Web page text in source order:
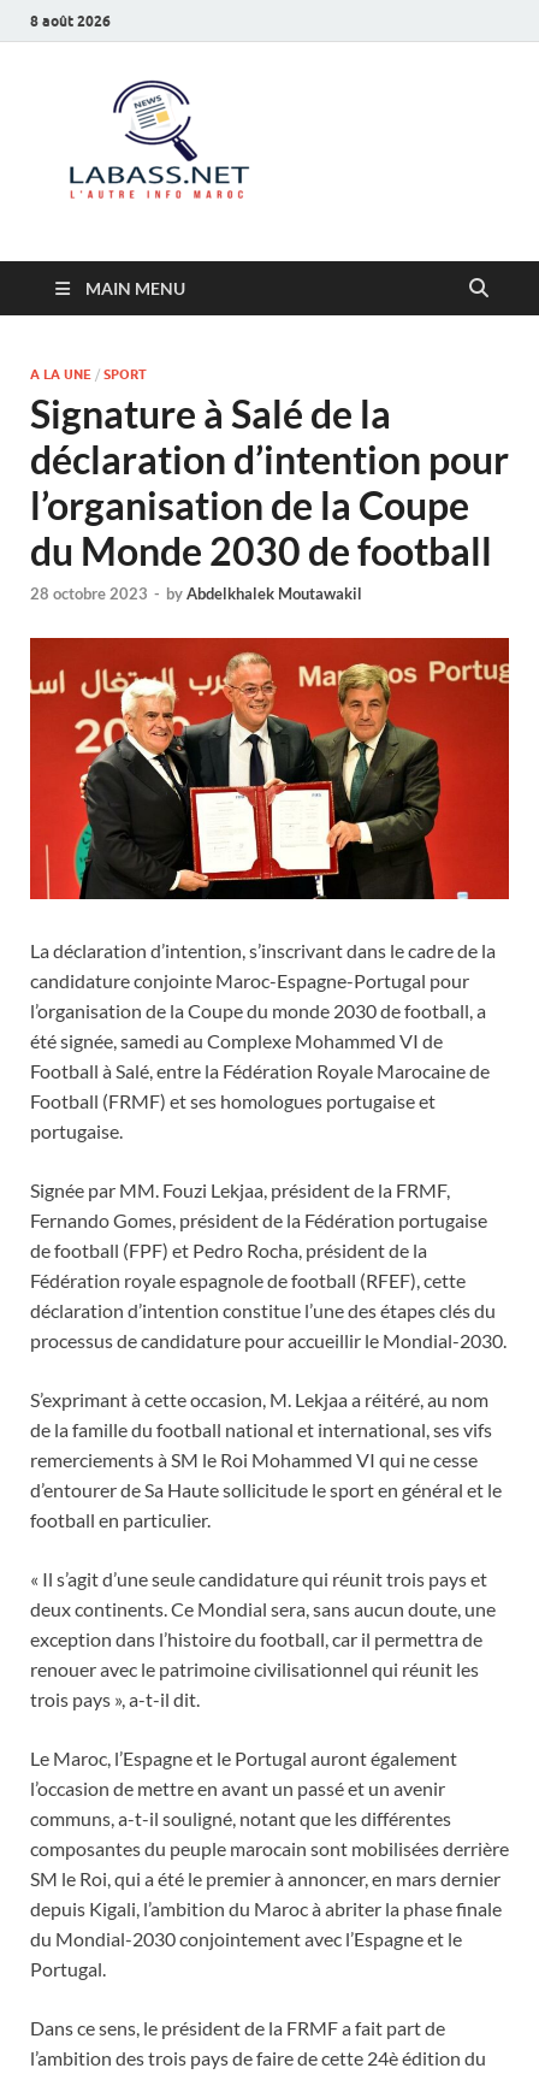
8 août 2026
MAIN MENU
A LA UNE / SPORT
Signature à Salé de la
déclaration d’intention pour
l’organisation de la Coupe
du Monde 2030 de football
28 octobre 2023 - byAbdelkhalek Moutawakil
La déclaration d’intention, s’inscrivant dans le cadre de la
candidature conjointe Maroc-Espagne-Portugal pour
l’organisation de la Coupe du monde 2030 de football, a
été signée, samedi au Complexe Mohammed VI de
Football à Salé, entre la Fédération Royale Marocaine de
Football (FRMF) et ses homologues portugaise et
portugaise.
Signée par MM. Fouzi Lekjaa, président de la FRMF,
Fernando Gomes, président de la Fédération portugaise
de football (FPF) et Pedro Rocha, président de la
Fédération royale espagnole de football (RFEF), cette
déclaration d’intention constitue l’une des étapes clés du
processus de candidature pour accueillir le Mondial-2030.
S’exprimant à cette occasion, M. Lekjaa a réitéré, au nom
de la famille du football national et international, ses vifs
remerciements à SM le Roi Mohammed VI qui ne cesse
d’entourer de Sa Haute sollicitude le sport en général et le
football en particulier.
« Il s’agit d’une seule candidature qui réunit trois pays et
deux continents. Ce Mondial sera, sans aucun doute, une
exception dans l’histoire du football, car il permettra de
renouer avec le patrimoine civilisationnel qui réunit les
trois pays », a-t-il dit.
Le Maroc, l’Espagne et le Portugal auront également
l’occasion de mettre en avant un passé et un avenir
communs, a-t-il souligné, notant que les différentes
composantes du peuple marocain sont mobilisées derrière
SM le Roi, qui a été le premier à annoncer, en mars dernier
depuis Kigali, l’ambition du Maroc à abriter la phase finale
du Mondial-2030 conjointement avec l’Espagne et le
Portugal.
Dans ce sens, le président de la FRMF a fait part de
l’ambition des trois pays de faire de cette 24è édition du